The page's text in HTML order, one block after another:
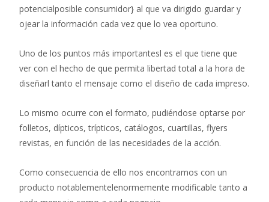
potencialposible consumidor} al que va dirigido guardar y
ojear la información cada vez que lo vea oportuno.
Uno de los puntos más importantesl es el que tiene que
ver con el hecho de que permita libertad total a la hora de
diseñarl tanto el mensaje como el diseño de cada impreso.
Lo mismo ocurre con el formato, pudiéndose optarse por
folletos, dípticos, trípticos, catálogos, cuartillas, flyers
revistas, en función de las necesidades de la acción.
Como consecuencia de ello nos encontramos con un
producto notablementelenormemente modificable tanto a